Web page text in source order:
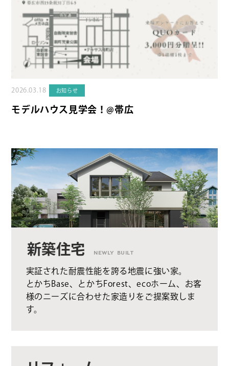
2026.03.18 お知らせ
モデルハウス見学会！@帯広
新築住宅 NEWLY BUILT
実証された耐震性能を誇る地震に強い家。
とかちBase、とかちForest、ecoホーム、お客
様のニーズに合わせた家造りをご提案致しま
す。